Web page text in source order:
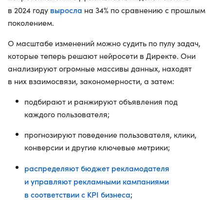
в 2024 году выросла на 34% по сравнению с прошлым
поколением.
О масштабе изменений можно судить по пулу задач,
которые теперь решают нейросети в Директе. Они
анализируют огромные массивы данных, находят
в них взаимосвязи, закономерности, а затем:
подбирают и ранжируют объявления под
каждого пользователя;
прогнозируют поведение пользователя, клики,
конверсии и другие ключевые метрики;
распределяют бюджет рекламодателя
и управляют рекламными кампаниями
в соответствии с KPI бизнеса;